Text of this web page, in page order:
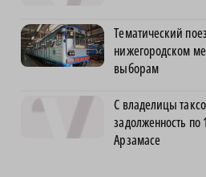
Тематический
нижегородском
выборам
С владелицы
задолженность
Арзамасе